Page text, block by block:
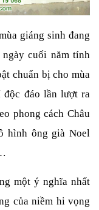
giáng sinh đang
ngày cuối năm tính
chuẩn bị cho mùa
đáo lần lượt ra
phong cách Châu
hình ông già Noel
một ý nghĩa nhất
của niềm hi vọng